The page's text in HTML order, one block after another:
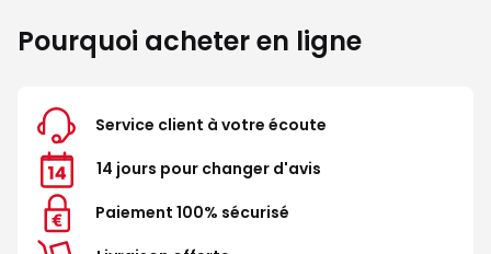
Pourquoi acheter en ligne
Service client à votre écoute
14 jours pour changer d'avis
Paiement 100% sécurisé